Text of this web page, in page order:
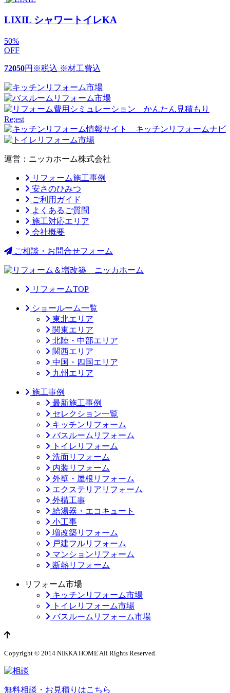
LIXIL シャワートイレKA
50%
OFF
72050円 ※税込 ※材工費込
運営：ニッカホーム株式会社
リフォーム施工事例
安さのひみつ
ご利用ガイド
よくあるご質問
施工対応エリア
会社概要
ご相談・お問合せフォーム
リフォームTOP
ショールーム一覧
東北エリア
関東エリア
北陸・中部エリア
関西エリア
中国・四国エリア
九州エリア
施工事例
最新施工事例
セレクション一覧
キッチンリフォーム
バスルームリフォーム
トイレリフォーム
洗面リフォーム
内装リフォーム
外壁・屋根リフォーム
エクステリアリフォーム
外構工事
給湯器・エコキュート
小工事
増改築リフォーム
戸建フルリフォーム
マンションリフォーム
断熱リフォーム
リフォーム市場
キッチンリフォーム市場
トイレリフォーム市場
バスルームリフォーム市場
ページのトップへ
Copyright © 2014 NIKKA HOME All Rights Reserved.
無料相談・お見積りはこちら